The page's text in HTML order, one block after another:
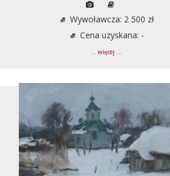
Wywoławcza: 2 500 zł
Cena uzyskana: -
... więcej ...